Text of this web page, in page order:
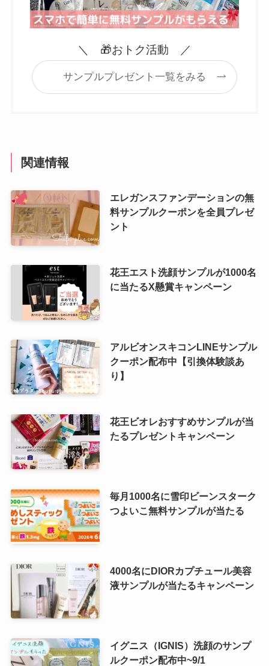
＼ 🎁おトク活動 ／
サンプルプレゼント一覧をみる
関連情報
エレガンスファンデーションの無
料サンプルクーポンを全員プレゼ
ント
花王エスト洗顔サンプルが1000名
に当たるX懸賞キャンペーン
アルビオンスキコンLINEサンプル
クーポン配布中【引換体験談あ
り】
花王ビオレおすすめサンプルが当
たるプレゼントキャンペーン
毎月1000名に雪印ビーンスターク
つよいこ無料サンプルが当たる
4000名にDIORカプチュール美容
液サンプルが当たるキャンペーン
イグニス（IGNIS）洗顔のサンプ
ルクーポン配布中~9/1